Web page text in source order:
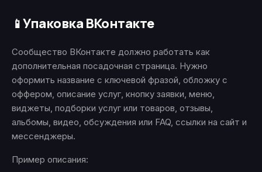
📱Упаковка ВКонтакте
Сообщество ВКонтакте должно работать как
дополнительная посадочная страница. Нужно
оформить название с ключевой фразой, обложку с
оффером, описание услуг, кнопку заявки, меню,
виджеты, подборки услуг или товаров, отзывы,
альбомы, видео, обсуждения или FAQ, ссылки на сайт и
мессенджеры.
Пример описания: